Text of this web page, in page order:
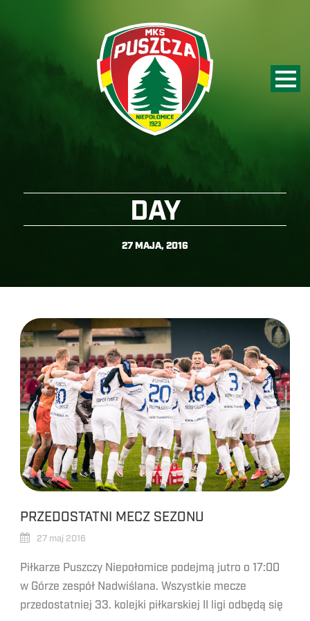
DAY
27 MAJA, 2016
PRZEDOSTATNI MECZ SEZONU
27 maj 2016
Piłkarze Puszczy Niepołomice podejmą jutro o 17:00
w Górze zespół Nadwiślana. Wszystkie mecze
przedostatniej 33. kolejki piłkarskiej II ligi odbędą się